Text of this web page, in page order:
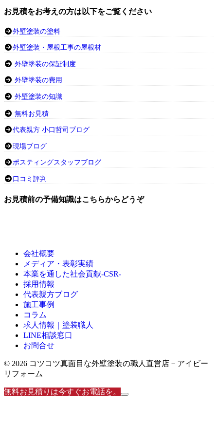
お見積をお考えの方は以下をご覧ください
外壁塗装の塗料
外壁塗装・屋根工事の屋根材
外壁塗装の保証制度
外壁塗装の費用
外壁塗装の知識
無料お見積
代表親方 小口哲司ブログ
現場ブログ
ポスティングスタッフブログ
口コミ評判
お見積前の予備知識はこちらからどうぞ
会社概要
メディア・表彰実績
本業を通した社会貢献-CSR-
採用情報
代表親方ブログ
施工事例
コラム
求人情報｜塗装職人
LINE相談窓口
お問合せ
© 2026 コツコツ真面目な外壁塗装の職人直営店－アイビー
リフォーム
無料お見積りは今すぐお電話を。